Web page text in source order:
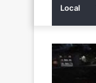
Local